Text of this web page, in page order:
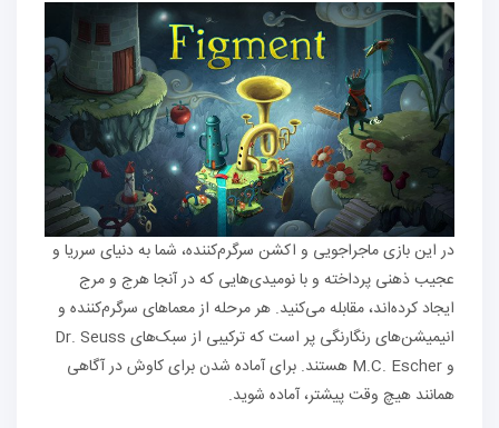
در این بازی ماجراجویی و اکشن سرگرم‌کننده، شما به دنیای سرریا و
عجیب ذهنی پرداخته و با نومیدی‌هایی که در آنجا هرج و مرج
ایجاد کرده‌اند، مقابله می‌کنید. هر مرحله از معماهای سرگرم‌کننده و
انیمیشن‌های رنگارنگی پر است که ترکیبی از سبک‌های Dr. Seuss
و M.C. Escher هستند. برای آماده شدن برای کاوش در آگاهی
همانند هیچ وقت پیشتر، آماده شوید.